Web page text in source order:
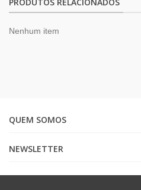
Nenhum item
QUEM SOMOS
NEWSLETTER